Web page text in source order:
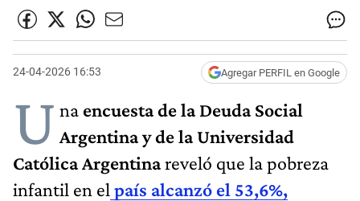
24-04-2026 16:53 Agregar PERFIL en Google
U na encuesta de la Deuda Social
Argentina y de la Universidad
Católica Argentinareveló que la pobreza
infantil en el país alcanzó el 53,6%,